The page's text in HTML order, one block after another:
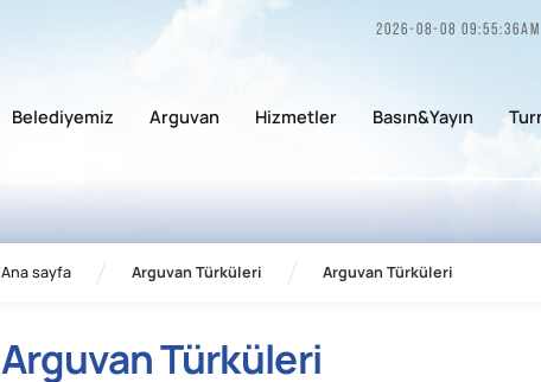
2026-08-08 09:55:36am
Belediyemiz Arguvan Hizmetler Basın&Yayın
Ana sayfa Arguvan Türküleri Arguvan Türküleri
Arguvan Türküleri